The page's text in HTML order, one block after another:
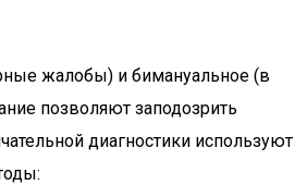
жалобы) и бимануальное (в
позволяют заподозрить
диагностики используют